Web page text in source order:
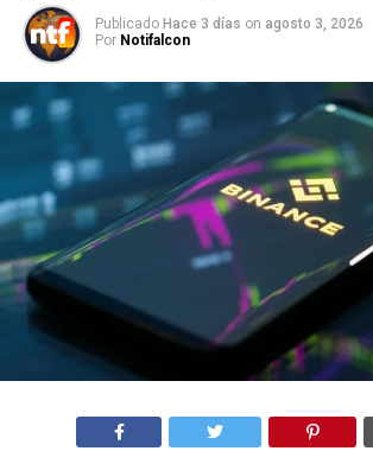
Publicado Hace 3 días on agosto 3, 2026
Por Notifalcon